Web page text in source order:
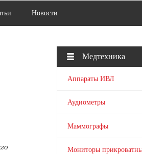
Новости
Медтехника
Аппараты ИВЛ
Аудиометры
Маммографы
Мониторы